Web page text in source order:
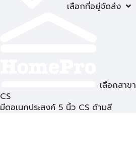
เลือกที่อยู่จัดส่ง
เลือกสาขา
CS
มีดอเนกประสงค์ 5 นิ้ว CS ด้ามสี